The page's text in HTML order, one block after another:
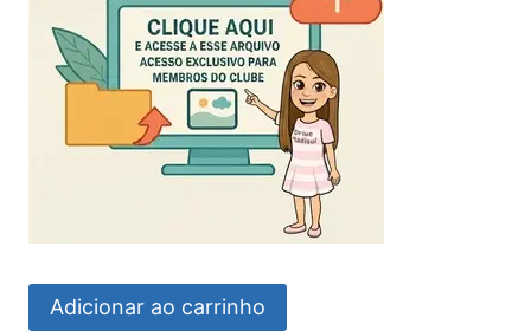
Festa
Adicionar ao carrinho